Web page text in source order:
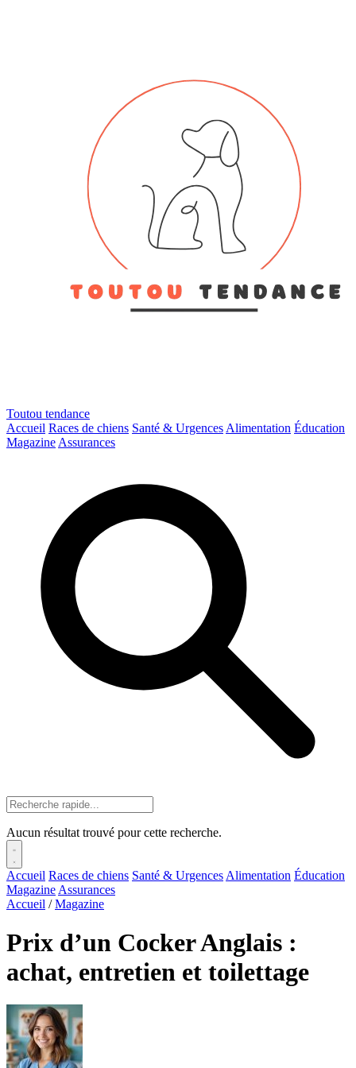
Toutou tendance
Accueil Races de chiens Santé & Urgences Alimentation Éducation
Magazine Assurances
Aucun résultat trouvé pour cette recherche.
Accueil Races de chiens Santé & Urgences Alimentation Éducation
Magazine Assurances
Accueil / Magazine
Prix d’un Cocker Anglais :
achat, entretien et toilettage